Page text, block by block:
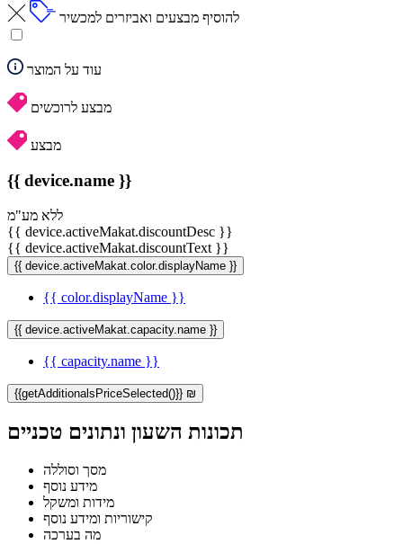
להוסיף מבצעים ואביזרים למכשיר
עוד על המוצר
מבצע לרוכשים
מבצע
{{ device.name }}
ללא מע"מ
{{ device.activeMakat.discountDesc }}
{{ device.activeMakat.discountText }}
{{ device.activeMakat.color.displayName }}
{{ color.displayName }}
{{ device.activeMakat.capacity.name }}
{{ capacity.name }}
{{getAdditionalsPriceSelected()}} ₪
תכונות השעון ונתונים טכניים
מסך וסוללה
מידע נוסף
מידות ומשקל
קישוריות ומידע נוסף
מה בערכה